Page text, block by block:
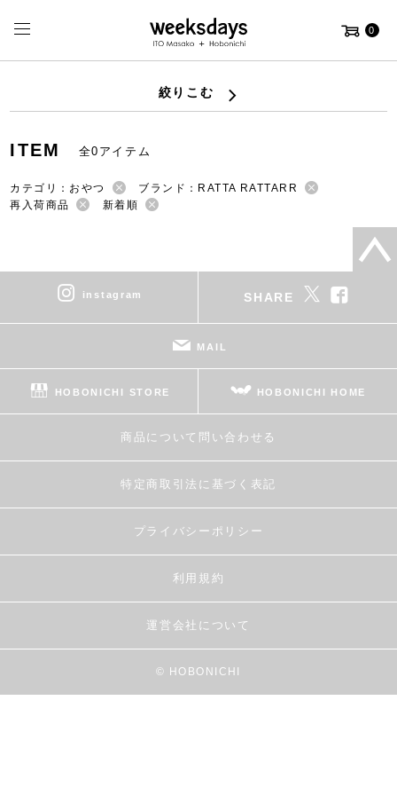
0
絞りこむ
ITEM 全0アイテム
カテゴリ：おやつ
ブランド：RATTA RATTARR
再入荷商品
新着順
instagram SHARE
MAIL
HOBONICHI STORE HOBONICHI HOME
商品について問い合わせる
特定商取引法に基づく表記
プライバシーポリシー
利用規約
運営会社について
© HOBONICHI